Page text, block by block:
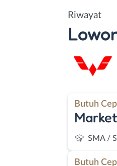
Riwayat
Butuh
SMA /
Butuh